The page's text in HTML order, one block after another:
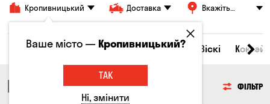
Кропивницький Доставка
Вкажіть
Всі товари Пиво Сидр Вино Віскі
ПИВО ФІЛЬТР
Ваше місто —Кропивницький?
ТАК
Ні, змінити